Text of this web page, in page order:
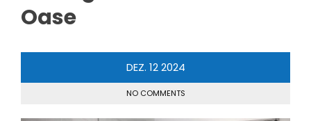
Oase
DEZ. 12 2024
NO COMMENTS